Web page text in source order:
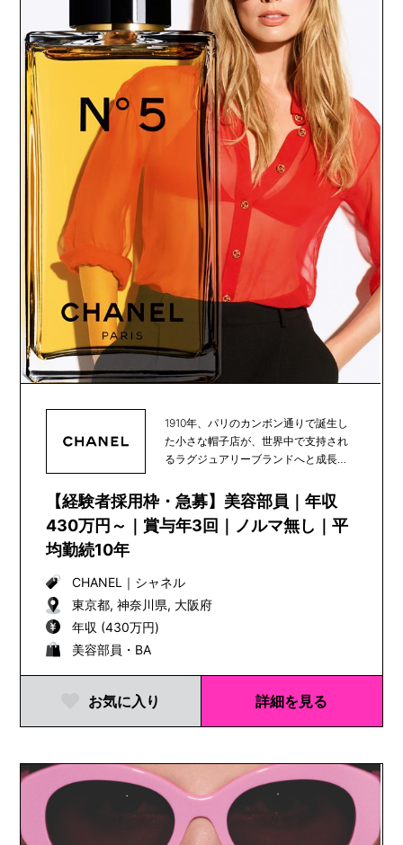
1910年、パリのカンボン通りで誕生し
た小さな帽子店が、世界中で支持され
るラグジュアリーブランドへと成長
【経験者採用枠・急募】美容部員｜年収
430万円～｜賞与年3回｜ノルマ無し｜平
均勤続10年
CHANEL ｜ シャネル
東京都, 神奈川県, 大阪府
年収 (430万円)
美容部員・BA
お気に入り 詳細を見る